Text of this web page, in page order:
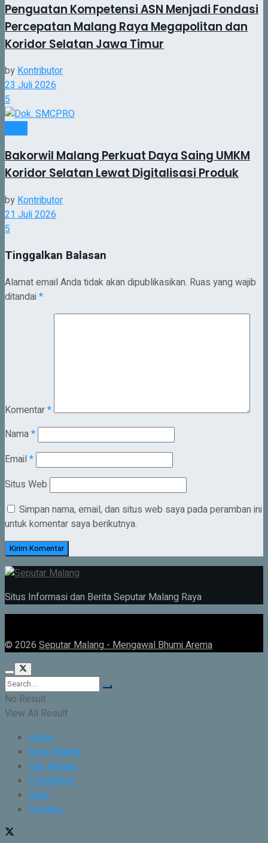
Penguatan Kompetensi ASN Menjadi Fondasi
Percepatan Malang Raya Megapolitan dan
Koridor Selatan Jawa Timur
byKontributor
23 Juli 2026
5
Bakorwil Malang Perkuat Daya Saing UMKM
Koridor Selatan Lewat Digitalisasi Produk
by Kontributor
21 Juli 2026
5
Tinggalkan Balasan
Alamat email Anda tidak akan dipublikasikan. Ruas yang wajib
ditandai *
Komentar*
Nama*
Email *
Situs Web
Simpan nama, email, dan situs web saya pada peramban ini
untuk komentar saya berikutnya.
Situs Informasi dan Berita Seputar Malang Raya
© 2026 Seputar Malang - Mengawal Bhumi Arema
No Result
View All Result
Home
Kota Malang
Kab Malang
Pendidikan
Opini
Tentang